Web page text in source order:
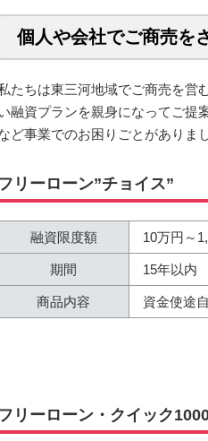
個人や会社でご商売を
たちは東三河地域でご商売を営
融資プランを親身になってご提
ど事業でのお困りごとがありま
フリーローン”チョイス”
融資限度額 10万円～
期間 15年以内
商品内容 資金使途
フリーローン・クイック